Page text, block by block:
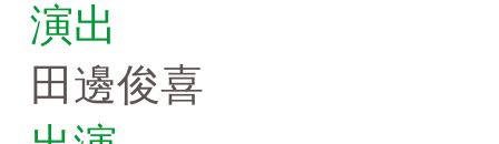
演出
田邊俊喜